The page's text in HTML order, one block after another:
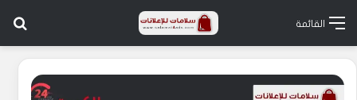
القائمة